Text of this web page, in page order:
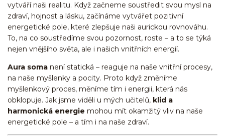
vytváří naši realitu. Když začneme soustředit svou mysl na
zdraví, hojnost a lásku, začínáme vytvářet pozitivní
energetické pole, které zlepšuje naši aurickou rovnováhu.
To, na co soustředíme svou pozornost, roste – a to se týká
nejen vnějšího světa, ale i našich vnitřních energií.
Aura soma není statická – reaguje na naše vnitřní procesy,
na naše myšlenky a pocity. Proto když změníme
myšlenkový proces, měníme tím i energii, která nás
obklopuje. Jak jsme viděli u mých učitelů, klid a
harmonická energie mohou mít okamžitý vliv na naše
energetické pole – a tím i na naše zdraví.